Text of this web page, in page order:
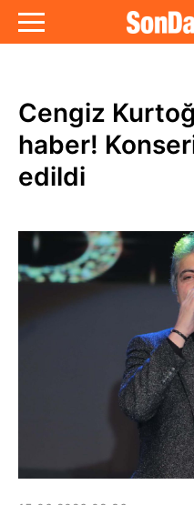
Cengiz
haber!
edildi